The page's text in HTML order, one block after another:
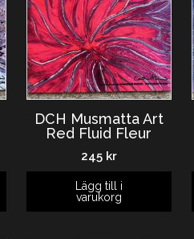
DCH Musmatta Art
Red Fluid Fleur
245 kr
Lägg till i
varukorg